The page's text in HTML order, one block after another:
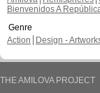
Bienvenidos A
Genre
Action
Design -
THE AMILOVA PROJECT